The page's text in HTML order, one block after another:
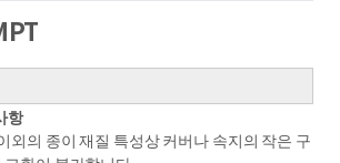
항
외의 종이 재질 특성상 커버나 속지의 작은 구